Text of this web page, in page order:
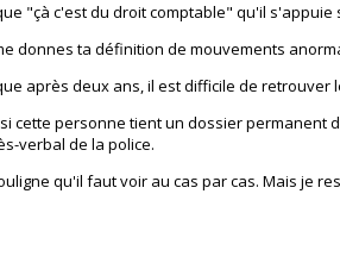
"çà c'est du droit comptable" qu'il
donnes ta définition de mouvements
après deux ans, il est difficile de retrouver
cette personne tient un dossier
verbal de la police.
qu'il faut voir au cas par cas. Mais je